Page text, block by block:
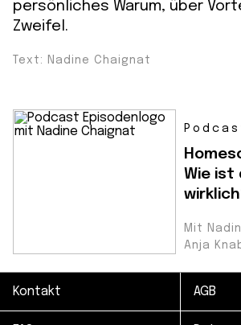
persönliches Warum, über
Zweifel.
Text: Nadine Chaignat
Wie ist
Mit
Anja
Kontakt AGB